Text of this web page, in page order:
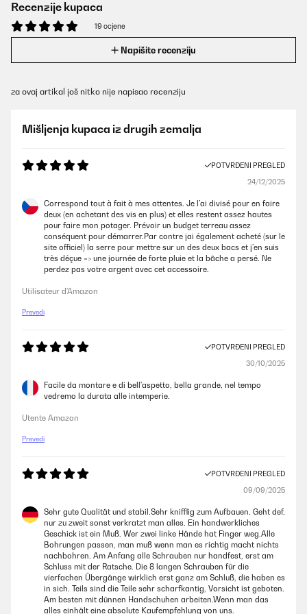
Recenzije kupaca
19 ocjene
Napišite recenziju
za ovaj artikal još nitko nije napisao recenziju
Mišljenja kupaca iz drugih zemalja
POTVRĐENI PREGLED
24/12/2025
Correspond tout à fait à mes attentes. Je l’ai divisé pour en faire
deux (en achetant des vis en plus) et elles restent assez hautes
pour faire mon potager. Prévoir un budget terreau assez
conséquent pour démarrer.Par contre jai également acheté (sur le
site officiel) la serre pour mettre sur un des deux bacs et j’en suis
très déçue => une journée de forte pluie et la bâche a persé. Ne
perdez pas votre argent avec cet accessoire.
Utilisateur d'Amazon
Prevedi
POTVRĐENI PREGLED
30/10/2025
Facile da montare e di bell'aspetto, bella grande, nel tempo
vedremo la durata alle intemperie.
Utente Amazon
Prevedi
POTVRĐENI PREGLED
09/09/2025
Sehr gute Qualität und stabil.Sehr knifflig zum Aufbauen. Geht def.
nur zu zweit sonst verkratzt man alles. Ein handwerkliches
Geschick ist ein Muß. Wer zwei linke Hände hat Finger weg.Alle
Bohrungen passen, man muß wenn man es richtig macht nichts
nachbohren. Am Anfang alle Schrauben nur handfest, erst am
Schluss mit der Ratsche. Die 8 langen Schrauben für die
vierfachen Übergänge wirklich erst ganz am Schluß, die haben es
in sich. Teils sind die Teile sehr scharfkantig, Vorsicht ist geboten.
Am besten mit dünnen Handschuhen arbeiten.Wenn man das
alles einhält eine absolute Kaufempfehlung von uns.